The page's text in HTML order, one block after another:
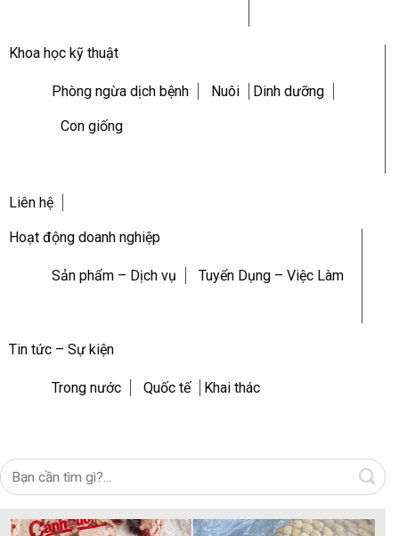
Khoa học kỹ thuật
Phòng ngừa dịch bệnh Nuôi Dinh dưỡng
Con giống
Liên hệ
Hoạt động doanh nghiệp
Sản phẩm – Dịch vụ Tuyển Dụng – Việc Làm
Tin tức – Sự kiện
Trong nước Quốc tế Khai thác